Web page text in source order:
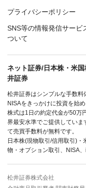
プライバシーポリシー
SNS等の情報発信サービ
ついて
ネット証券/日本株・米
井証券
松井証券はシンプルな手数
NISAをきっかけに投資を始
株式は1日の約定代金が50万
界最安水準でご提供してい
て売買手数料が無料です。
日本株(現物取引/信用取引)
物・オプション取引、NISA
松井証券株式会社